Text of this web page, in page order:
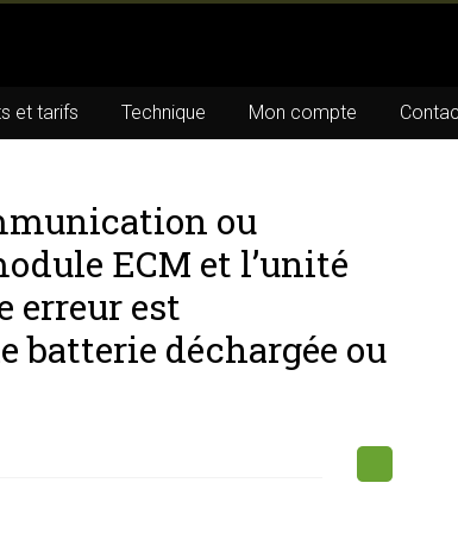
et tarifs Technique Mon compte
ou
ECM et l’unité
erreur est
batterie déchargée ou